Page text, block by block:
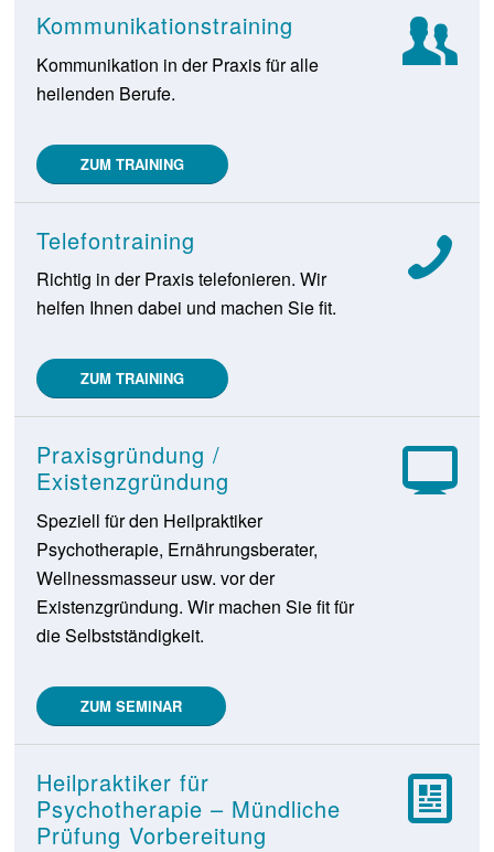
Kommunikationstraining
Kommunikation in der Praxis für alle
heilenden Berufe.
ZUM TRAINING
Telefontraining
Richtig in der Praxis telefonieren. Wir
helfen Ihnen dabei und machen Sie fit.
ZUM TRAINING
Praxisgründung /
Existenzgründung
Speziell für den Heilpraktiker
Psychotherapie, Ernährungsberater,
Wellnessmasseur usw. vor der
Existenzgründung. Wir machen Sie fit für
die Selbstständigkeit.
ZUM SEMINAR
Heilpraktiker für
Psychotherapie – Mündliche
Prüfung Vorbereitung